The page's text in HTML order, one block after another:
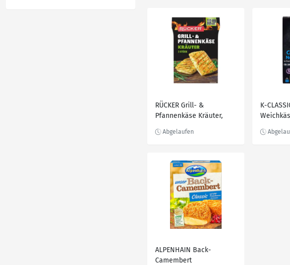
RÜCKER Grill- &
Pfannenkäse Kräuter,
K-
ALPENHAIN Back-
Camembert